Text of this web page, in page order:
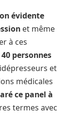
évidente
et même
à ces
personnes
et
médicales
ce panel à
termes avec